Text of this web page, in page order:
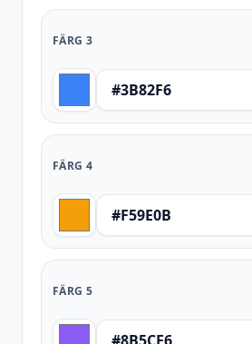
FÄRG 3
FÄRG 4
FÄRG 5